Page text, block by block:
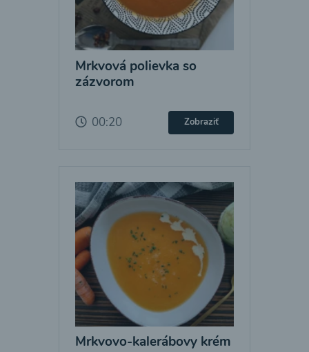
Mrkvová polievka so
zázvorom
00:20 Zobraziť
Mrkvovo-kalerábovy krém